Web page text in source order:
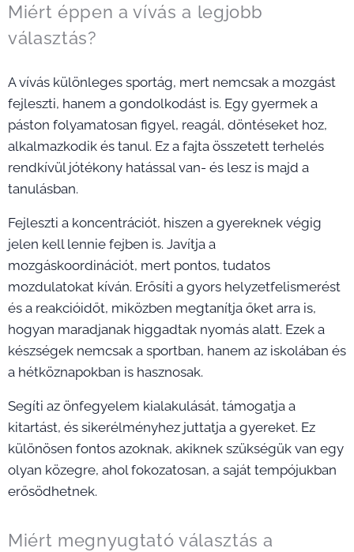
Miért éppen a vívás a legjobb
választás?
A vívás különleges sportág, mert nemcsak a mozgást
fejleszti, hanem a gondolkodást is. Egy gyermek a
páston folyamatosan figyel, reagál, döntéseket hoz,
alkalmazkodik és tanul. Ez a fajta összetett terhelés
rendkívül jótékony hatással van- és lesz is majd a
tanulásban.
Fejleszti a koncentrációt, hiszen a gyereknek végig
jelen kell lennie fejben is. Javítja a
mozgáskoordinációt, mert pontos, tudatos
mozdulatokat kíván. Erősíti a gyors helyzetfelismerést
és a reakcióidőt, miközben megtanítja őket arra is,
hogyan maradjanak higgadtak nyomás alatt. Ezek a
készségek nemcsak a sportban, hanem az iskolában és
a hétköznapokban is hasznosak.
Segíti az önfegyelem kialakulását, támogatja a
kitartást, és sikerélményhez juttatja a gyereket. Ez
különösen fontos azoknak, akiknek szükségük van egy
olyan közegre, ahol fokozatosan, a saját tempójukban
erősödhetnek.
Miért megnyugtató választás a